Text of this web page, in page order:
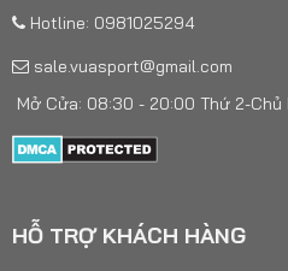
Hotline: 0981025294
sale.vuasport@gmail.com
Mở Cửa: 08:30 - 20:00 Thứ 2-Chủ
HỖ TRỢ KHÁCH HÀNG